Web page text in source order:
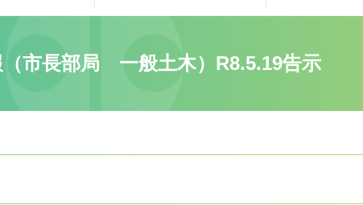
（市長部局 一般土木）R8.5.19告示